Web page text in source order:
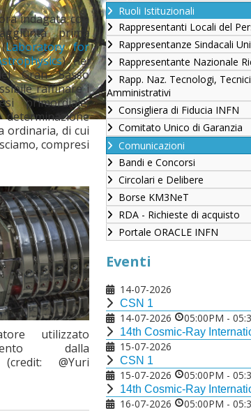
indagata con
prima
Laboratory for
) nei
Gran Sasso
raffinare i
primordiale,
ordinaria, di cui
compresi
utilizzato
dalla
@Yuri
Ruoli Istituzionali
Rappresentanti Locali del
Rappresentanze Sindacali
Rappresentante Nazionale
Rapp. Naz. Tecnologi,
Amministrativi
Consigliera di Fiducia INFN
Comitato Unico di Garanzia
Comunicazioni
Bandi e Concorsi
Circolari e Delibere
Borse KM3NeT
RDA - Richieste di acquisto
Portale ORACLE INFN
Eventi
14-07-2026
CSN 1
14-07-2026 05:00PM -
14th Cosmic-Ray International Studies and Multi-messenger
15-07-2026
CSN 1
15-07-2026 05:00PM -
14th Cosmic-Ray International Studies and Multi-messenger
16-07-2026 05:00PM -